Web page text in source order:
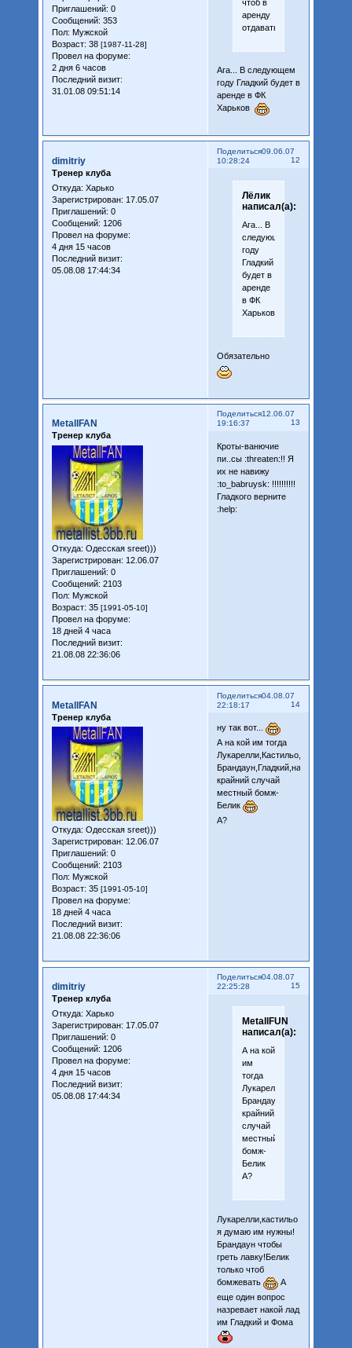
Приглашений: 0
Сообщений: 353
Пол: Мужской
Возраст: 38 [1987-11-28]
Провел на форуме:
2 дня 6 часов
Последний визит:
31.01.08 09:51:14
чтоб в
аренду
отдавать?
Ага... В следующем
году Гладкий будет в
аренде в ФК
Харьков
Поделиться
12
09.06.07
10:28:24
dimitriy
Тренер клуба
Откуда: Харько
Зарегистрирован: 17.05.07
Приглашений: 0
Сообщений: 1206
Провел на форуме:
4 дня 15 часов
Последний визит:
05.08.08 17:44:34
Лёлик
написал(а):
Ага... В
следующем
году
Гладкий
будет в
аренде
в ФК
Харьков
Обязательно
Поделиться
13
12.06.07
19:16:37
MetallFAN
Тренер клуба
Откуда: Одесская sreet)))
Зарегистрирован: 12.06.07
Приглашений: 0
Сообщений: 2103
Пол: Мужской
Возраст: 35 [1991-05-10]
Провел на форуме:
18 дней 4 часа
Последний визит:
21.08.08 22:36:06
Кроты-ванючие
пи..сы :threaten:!! Я
их не навижу
:to_babruysk: !!!!!!!!!!
Гладкого верните
:help:
Поделиться
14
04.08.07
22:18:17
MetallFAN
Тренер клуба
Откуда: Одесская sreet)))
Зарегистрирован: 12.06.07
Приглашений: 0
Сообщений: 2103
Пол: Мужской
Возраст: 35 [1991-05-10]
Провел на форуме:
18 дней 4 часа
Последний визит:
21.08.08 22:36:06
ну так вот...
А на кой им тогда
Лукарелли,Кастильо,любимчик
Брандаун,Гладкий,на
крайний случай
местный бомж-
Белик
А?
Поделиться
15
04.08.07
22:25:28
dimitriy
Тренер клуба
Откуда: Харько
Зарегистрирован: 17.05.07
Приглашений: 0
Сообщений: 1206
Провел на форуме:
4 дня 15 часов
Последний визит:
05.08.08 17:44:34
MetallFUN
написал(а):
А на кой
им
тогда
Брандаун,Гладкий,на
крайний
случай
местный
бомж-
Белик
А?
Лукарелли,кастильо
я думаю им нужны!
Брандаун чтобы
греть лавку!Белик
только чтоб
бомжевать
А
еще один вопрос
назревает накой лад
им Гладкий и Фома